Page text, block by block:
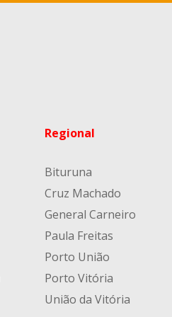
Regional
Bituruna
Cruz Machado
General Carneiro
Paula Freitas
Porto União
Porto Vitória
União da Vitória